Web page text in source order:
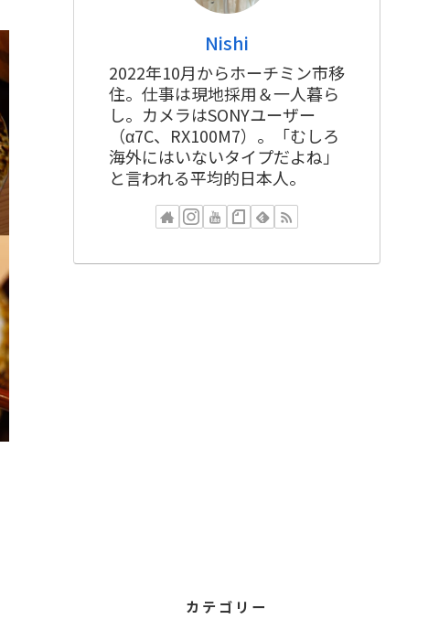
Nishi
2022年10月からホーチミン市移
住。仕事は現地採用＆一人暮ら
し。カメラはSONYユーザー
（α7C、RX100M7）。「むしろ
海外にはいないタイプだよね」
と言われる平均的日本人。
カテゴリー